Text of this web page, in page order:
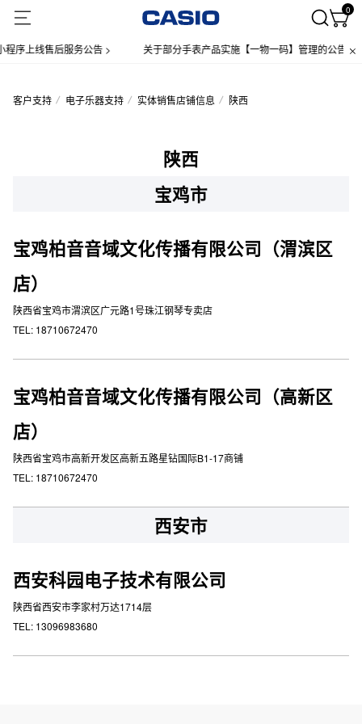
0
序上线售后服务公告 > 关于部分手表产品实施【一物一码】管理的公告 >
客户支持 电子乐器支持 实体销售店铺信息 陕西
陕西
宝鸡市
宝鸡柏音音域文化传播有限公司（渭滨区
店）
陕西省宝鸡市渭滨区广元路1号珠江钢琴专卖店
TEL: 18710672470
宝鸡柏音音域文化传播有限公司（高新区
店）
陕西省宝鸡市高新开发区高新五路星钻国际B1-17商铺
TEL: 18710672470
西安市
西安科园电子技术有限公司
陕西省西安市李家村万达1714层
TEL: 13096983680